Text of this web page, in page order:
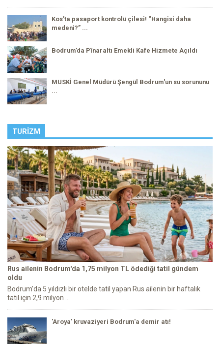
Kos’ta pasaport kontrolü çilesi! “Hangisi daha
medeni?” ...
Bodrum’da Pînaraltı Emekli Kafe Hizmete Açıldı
MUSKİ Genel Müdürü Şengül Bodrum'un su sorununu
...
TURIZM
Rus ailenin Bodrum'da 1,75 milyon TL ödediği tatil gündem
oldu
Bodrum'da 5 yıldızlı bir otelde tatil yapan Rus ailenin bir haftalık
tatil için 2,9 milyon ...
'Aroya' kruvaziyeri Bodrum'a demir atı!